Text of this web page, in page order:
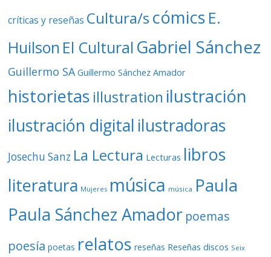
críticas y reseñas Cultura/s cómics E.
Huilson El Cultural Gabriel Sánchez
Guillermo SA Guillermo Sánchez Amador
historietas illustration ilustración
ilustración digital ilustradoras
Josechu Sanz La Lectura Lecturas libros
literatura Mujeres música música Paula
Paula Sánchez Amador poemas
poesía poetas relatos reseñas Reseñas discos Seix